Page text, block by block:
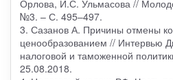
Орлова, И.С. Ульмасова //
№3. – С. 495–497.
3. Сазанов А. Причины отмены
ценообразованием // Интервью
налоговой и таможенной
25.08.2018.